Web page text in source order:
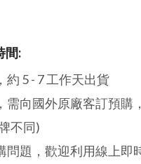
間:
5 - 7 工作天出貨
向國外原廠客訂預購
不同)
問題，歡迎利用線上即